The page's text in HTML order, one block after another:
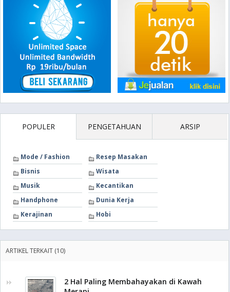
POPULER PENGETAHUAN ARSIP
Mode / Fashion
Resep Masakan
Bisnis
Wisata
Musik
Kecantikan
Handphone
Dunia Kerja
Kerajinan
Hobi
ARTIKEL TERKAIT (10)
2 Hal Paling Membahayakan di Kawah